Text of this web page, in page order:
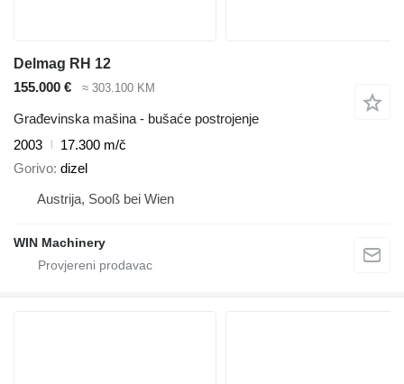
Delmag RH 12
155.000 €
≈ 303.100 KM
Građevinska mašina - bušaće postrojenje
2003
17.300 m/č
Gorivo dizel
Austrija, Sooß bei Wien
WIN Machinery